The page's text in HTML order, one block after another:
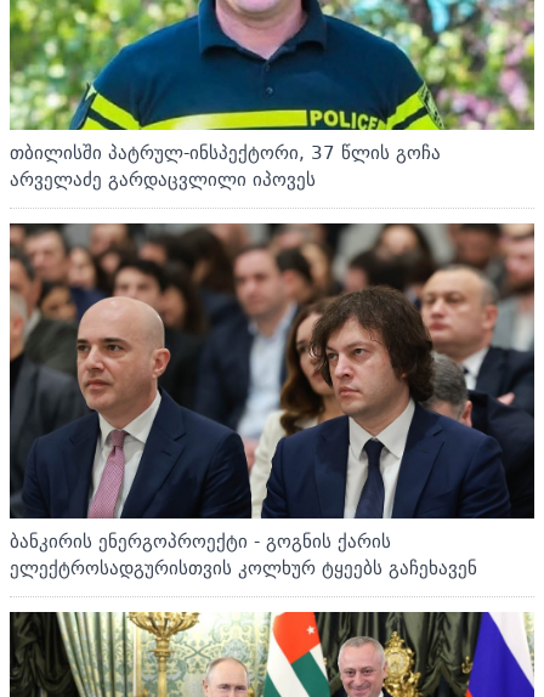
თბილისში პატრულ-ინსპექტორი, 37 წლის გოჩა
არველაძე გარდაცვლილი იპოვეს
ბანკირის ენერგოპროექტი - გოგნის ქარის
ელექტროსადგურისთვის კოლხურ ტყეებს გაჩეხავენ